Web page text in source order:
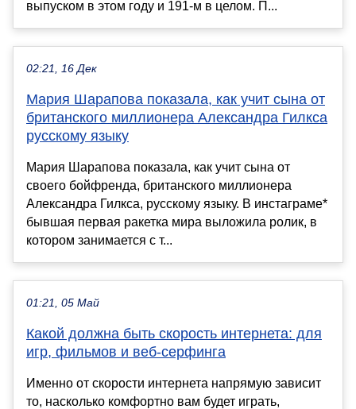
выпуском в этом году и 191-м в целом. П...
02:21, 16 Дек
Мария Шарапова показала, как учит сына от
британского миллионера Александра Гилкса
русскому языку
Мария Шарапова показала, как учит сына от
своего бойфренда, британского миллионера
Александра Гилкса, русскому языку. В инстаграме*
бывшая первая ракетка мира выложила ролик, в
котором занимается с т...
01:21, 05 Май
Какой должна быть скорость интернета: для
игр, фильмов и веб-серфинга
Именно от скорости интернета напрямую зависит
то, насколько комфортно вам будет играть,